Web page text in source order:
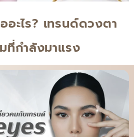
อะไร? เทรนด์ดวงตา
ที่กำลังมาแรง